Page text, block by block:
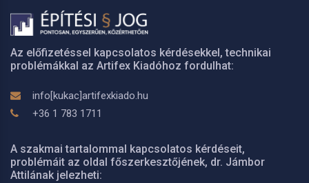
Az előfizetéssel kapcsolatos kérdésekkel, technikai
problémákkal az Artifex Kiadóhoz fordulhat:
info[kukac]artifexkiado.hu
+36 1 783 1711
A szakmai tartalommal kapcsolatos kérdéseit,
problémáit az oldal főszerkesztőjének, dr. Jámbor
Attilának jelezheti: